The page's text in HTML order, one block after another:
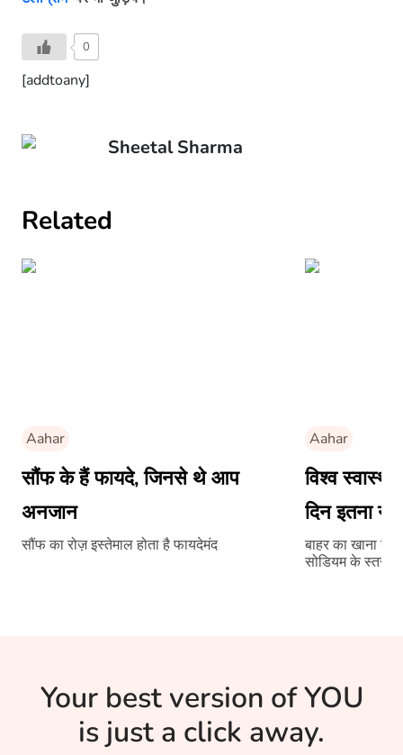
0
[addtoany]
Sheetal Sharma
Related
Aahar
सौंफ के हैं फायदे, जिनसे थे आप
अनजान
सौंफ का रोज़ इस्तेमाल होता है फायदेमंद
Aahar
विश्व
दिन इतना
बाहर का खाना
सोडियम के स्तर
Your best version of YOU
is just a click away.